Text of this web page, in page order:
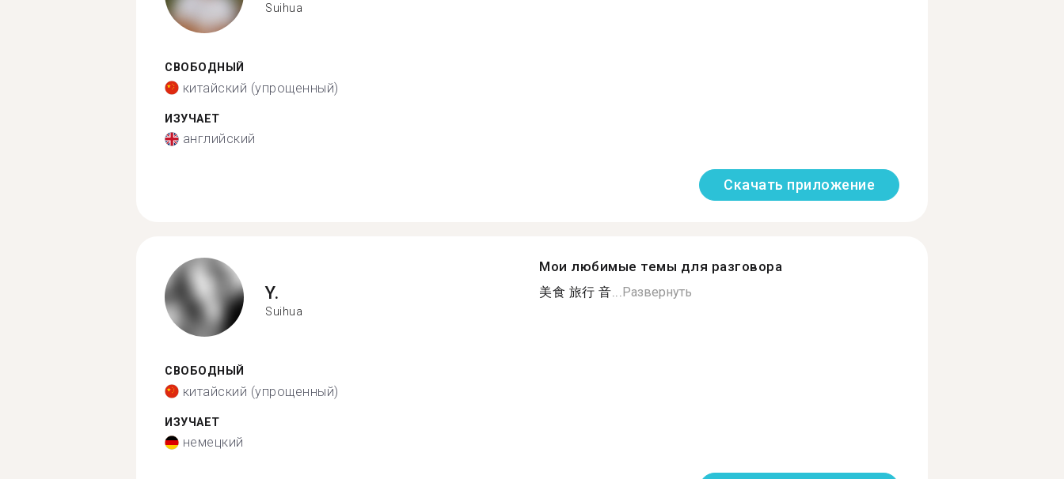
Suihua
СВОБОДНЫЙ
китайский (упрощенный)
ИЗУЧАЕТ
английский
Скачать приложение
Y.
Suihua
СВОБОДНЫЙ
китайский (упрощенный)
ИЗУЧАЕТ
немецкий
Мои любимые темы для разговора
美食 旅行 音...Развернуть